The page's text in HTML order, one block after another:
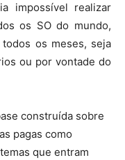
impossível realizar
os SO do mundo,
os meses, seja
ou por vontade do
construída sobre
pagas como
que entram